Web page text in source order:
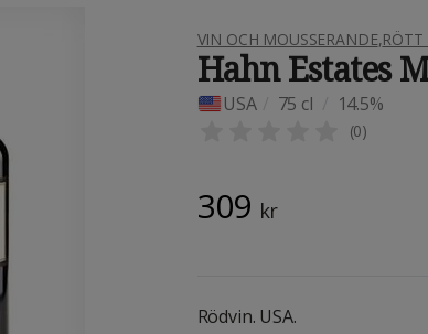
VIN OCH MOUSSERANDE,RÖTT
Hahn Estates
USA 75 cl 14.5%
(0)
309 kr
Rödvin. USA.